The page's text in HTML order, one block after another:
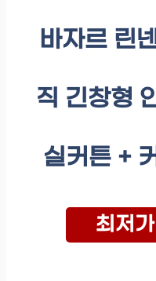
바자르 린
직 긴창형
실커튼 +
최저가